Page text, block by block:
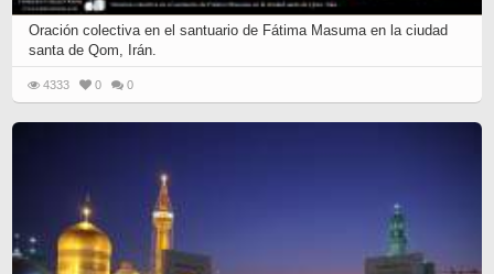
Oración colectiva en el santuario de Fátima Masuma en la ciudad
santa de Qom, Irán.
4333 0 0